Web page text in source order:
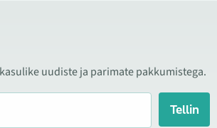
uudiste ja parimate pakkumistega.
Tellin